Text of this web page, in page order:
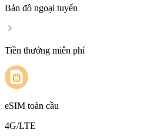
Bản đồ ngoại tuyến
Tiền thưởng miễn phí
eSIM toàn cầu
4G/LTE